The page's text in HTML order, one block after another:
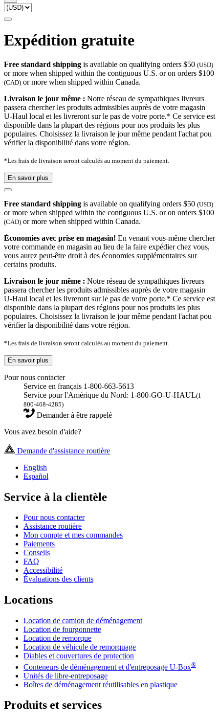
Expédition gratuite
Free standard shipping is available on qualifying orders $50 (USD)
or more when shipped within the contiguous U.S. or on orders $100
(CAD) or more when shipped within Canada.
Livraison le jour même : Notre réseau de sympathiques livreurs
passera chercher les produits admissibles auprès de votre magasin
U-Haul local et les livreront sur le pas de votre porte.* Ce service est
disponible dans la plupart des régions pour nos produits les plus
populaires. Choisissez la livraison le jour même pendant l'achat pou
vérifier la disponibilité dans votre région.
*Les frais de livraison seront calculés au moment du paiement.
En savoir plus
Free standard shipping is available on qualifying orders $50 (USD)
or more when shipped within the contiguous U.S. or on orders $100
(CAD) or more when shipped within Canada.
Économies avec prise en magasin! En venant vous-même chercher
votre commande en magasin au lieu de la faire expédier chez vous,
vous aurez peut-être droit à des économies supplémentaires sur
certains produits.
Livraison le jour même : Notre réseau de sympathiques livreurs
passera chercher les produits admissibles auprès de votre magasin
U-Haul local et les livreront sur le pas de votre porte.* Ce service est
disponible dans la plupart des régions pour nos produits les plus
populaires. Choisissez la livraison le jour même pendant l'achat pou
vérifier la disponibilité dans votre région.
*Les frais de livraison seront calculés au moment du paiement.
En savoir plus
Pour nous contacter
Service en français 1-800-663-5613
Service pour l'Amérique du Nord: 1-800-GO-U-HAUL(1-
800-468-4285)
Demander à être rappelé
Vous avez besoin d'aide?
Demande d'assistance routière
English
Español
Service à la clientèle
Pour nous contacter
Assistance routière
Mon compte et mes commandes
Paiements
Conseils
FAQ
Accessibilité
Évaluations des clients
Locations
Location de camion de déménagement
Location de fourgonnette
Location de remorque
Location de véhicule de remorquage
Diables et couvertures de protection
Conteneurs de déménagement et d'entreposage U-Box®
Unités de libre-entreposage
Boîtes de déménagement réutilisables en plastique
Produits et services